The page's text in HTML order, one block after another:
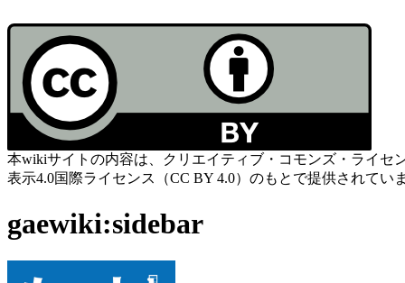
本wikiサイトの内容は、クリエイティブ・コモンズ・ライセ
表示4.0国際ライセンス（CC BY 4.0）のもとで提供されてい
gaewiki:sidebar